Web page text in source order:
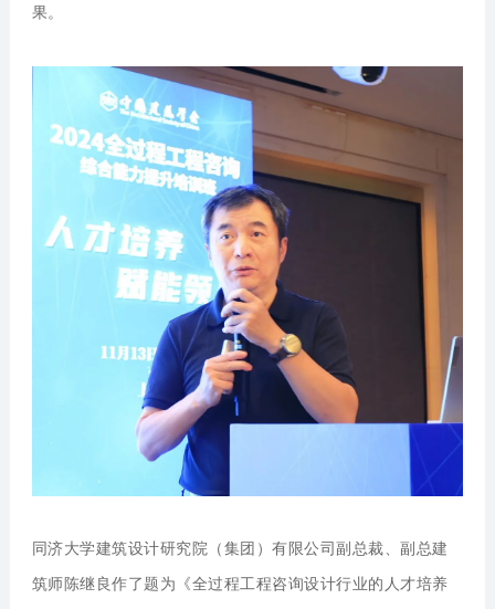
果。
同济大学建筑设计研究院（集团）有限公司副总裁、副总建
筑师陈继良作了题为《全过程工程咨询设计行业的人才培养